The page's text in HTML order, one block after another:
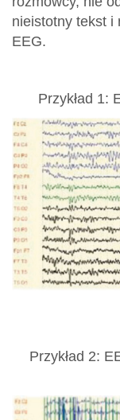
nieistotny tekst i
EEG.
Przykład 1:
Przykład 2: